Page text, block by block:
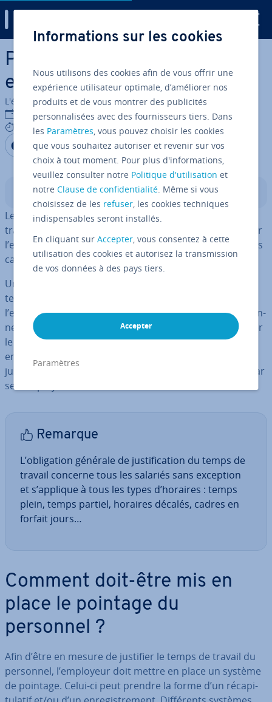
Aller au contenu principal
Pointage du personnel : qui
est concerné ?
L'équipe édi­to­riale IONOS
12/09/2023
7 mins
Partager sur Facebook
Partager sur Twitter
Partager sur LinkedIn
Sommaire
Le pointage du personnel pour mesurer le temps de
travail est une obli­ga­tion légale. Elle l’est aussi bien pour
l’employeur que pour tous les salariés, incluant aussi les
cadres en forfait jours.
Un employeur est contraint par la loi à décompter le
temps de travail effectué par ses employés au sein de
l’en­tre­prise mais aussi dans les lieux où ceux-ci in­ter­vien­
nent suivant ses ordres. L’employeur doit ainsi effectuer
le pointage des heures et/ou jours tra­vail­lés dans son
en­tre­prise. Il est important que l’employeur puisse
justifier, en termes de quantité, des horaires réalisés par
ses employés.
Remarque
L’obli­ga­tion générale de jus­ti­fi­ca­tion du temps de
travail concerne tous les salariés sans exception
et s’applique à tous les types d’horaires : temps
plein, temps partiel, horaires décalés, cadres en
forfait jours…
Comment doit-être mis en
place le pointage du
personnel ?
Afin d’être en mesure de justifier le temps de travail du
personnel, l’employeur doit mettre en place un système
de pointage. Celui-ci peut prendre la forme d’un ré­ca­pi­
Informations sur les cookies
Nous utilisons des cookies afin de vous offrir une
expérience utilisateur optimale, d’améliorer nos
produits et de vous montrer des publicités
personnalisées avec des fournisseurs tiers. Dans
les Paramètres, vous pouvez choisir les cookies
que vous souhaitez autoriser et revenir sur vos
choix à tout moment. Pour plus d'informations,
veuillez consulter notre Politique d'utilisation et
notreClause de confidentialité. Même si vous
choisissez de les refuser, les cookies techniques
indispensables seront installés.
En cliquant surAccepter, vous consentez à cette
utilisation des cookies et autorisez la transmission
de vos données à des pays tiers.
Accepter
Paramètres